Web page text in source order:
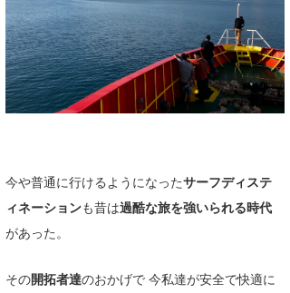
今や普通に行けるようになったサーフディステ
ィネーションも昔は過酷な旅を強いられる時代
があった。
その開拓者達のおかげで 今私達が安全で快適に